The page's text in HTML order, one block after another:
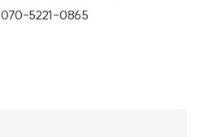
070-5221-0865